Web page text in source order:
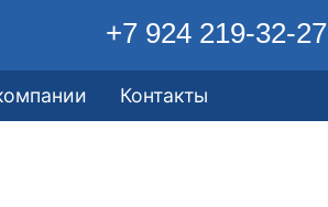
+7 924 219-32-27
Контакты